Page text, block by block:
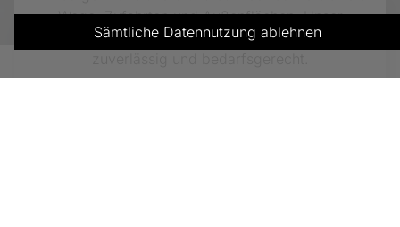
Wege, Zufahrten und Außenflächen. Unser
Winterdienst übernimmt das Räumen und Streuen
Sämtliche Datennutzung ablehnen